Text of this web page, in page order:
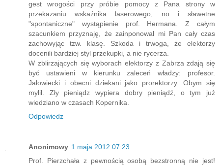
gest wrogości przy próbie pomocy z Pana strony w
przekazaniu wskaźnika laserowego, no i sławetne
"spontaniczne" wystąpienie prof. Hermana. Z całym
szacunkiem przyznaję, że zainponował mi Pan cały czas
zachowyjąc tzw. klasę. Szkoda i trwoga, że elektorzy
docenili bardziej styl przekupki, a nie rycerza.
W zblirzających się wyborach elektorzy z Zabrza zdają się
być ustawieni w kierunku zaleceń władzy: profesor.
Jałowiecki i obecni dziekani jako prorektorzy. Obym się
mylił. Zły pieniądz wypiera dobry pieniądź, o tym już
wiedziano w czasach Kopernika.
Odpowiedz
Anonimowy 1 maja 2012 07:23
Prof. Pierzchała z pewnością osobą bezstronną nie jest!